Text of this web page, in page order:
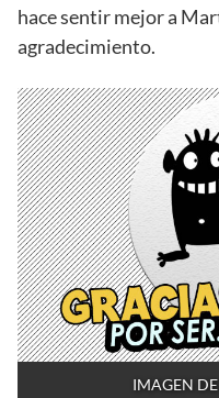
hace sentir mejor a
agradecimiento.
IMAGEN